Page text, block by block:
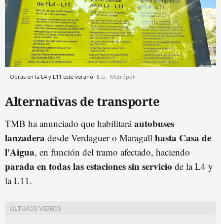
Obras en la L4 y L11 este verano E.G - Metrópoli
Alternativas de transporte
TMB ha anunciado que habilitaráautobuses
lanzadera desde Verdaguer o Maragall hasta Casa de
l'Aigua, en función del tramo afectado, haciendo
parada en todas las estaciones sin servicio de la L4 y
la L11.